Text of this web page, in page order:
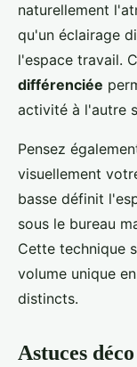
naturellement
qu'un éclairage
l'espace travail.
différenciée
activité à l'autre
Pensez
visuellement
basse définit
sous le bureau
Cette technique
volume unique
distincts.
Astuces